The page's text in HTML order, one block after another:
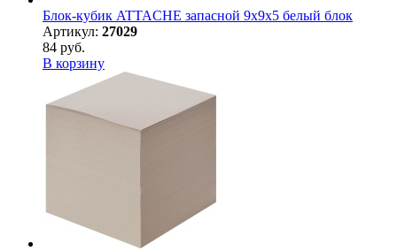
Блок-кубик ATTACHE запасной 9х9х5 белый блок
Артикул: 27029
84 руб.
В корзину